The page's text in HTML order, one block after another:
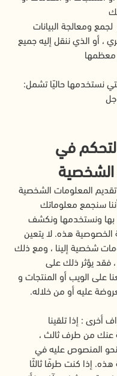
ومعالجة البيانات
، أو الذي ننقل إليه جميع
معظمها
نستخدمها حاليًا تشمل:
في
المعلومات الشخصية
سنجمع معلوماتك
ونستخدمها ونكشف
الخصوصية هذه. لا يتعين
شخصية إلينا ، ومع ذلك
فقد يؤثر ذلك على
على الويب أو المنتجات و
عليه أو من خلاله.
أخرى : إذا تلقينا
من طرف ثالث ،
المنصوص عليه في
إذا كنت طرفًا ثالثًا